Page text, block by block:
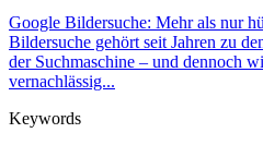
Google Bildersuche: Mehr als nur
Bildersuche gehört seit Jahren zu
der Suchmaschine – und dennoch
vernachlässig...
Keywords